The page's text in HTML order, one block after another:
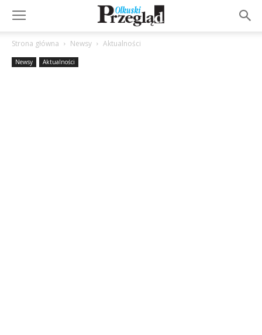
Strona główna Newsy Aktualności
Newsy Aktualności